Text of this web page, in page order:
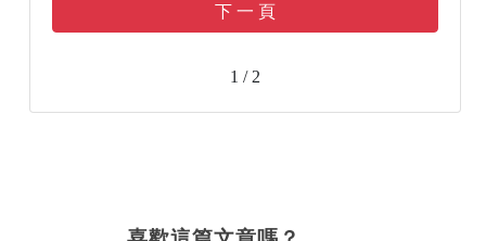
下 一 頁
1 / 2